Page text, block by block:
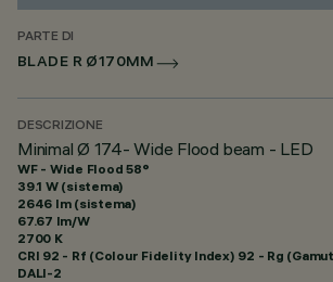
PARTE DI
BLADE R Ø170MM
DESCRIZIONE
Minimal Ø 174- Wide Flood beam - LED
WF - Wide Flood 58°
39.1 W (sistema)
2646 lm (sistema)
67.67 lm/W
2700 K
CRI 92 - Rf (Colour Fidelity Index) 92 - Rg
DALI-2